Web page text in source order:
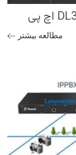
مطالعه بیشتر